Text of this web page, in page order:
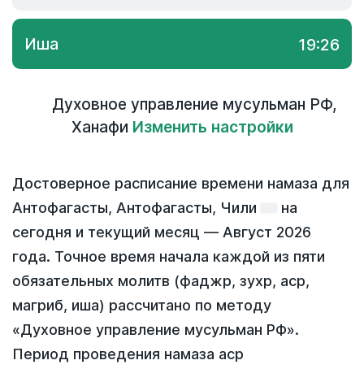
Иша 19:26
Духовное управление мусульман РФ,
Ханафи Изменить настройки
Достоверное расписание времени намаза для
Антофагасты, Антофагасты, Чили
на
сегодня и текущий месяц — Август 2026
года. Точное время начала каждой из пяти
обязательных молитв (фаджр, зухр, аср,
магриб, иша) рассчитано по методу
«Духовное управление мусульман РФ».
Период проведения намаза аср